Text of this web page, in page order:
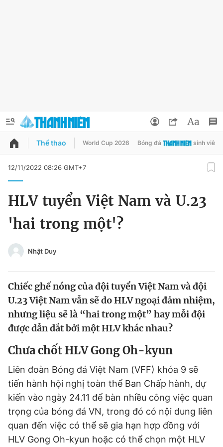
QUẢNG CÁO ĐẶT BÁO
Chào ngày mới
Tin thị trường Tin 360
Video Magazine
Sản phẩm khác
Tiện ích Bạn cần biết
Thông tin tòa soạn Liên hệ quảng cáo
Đổi mật khẩu
Tin đã lưu
Thể thao World Cup 2026 Bóng đá sinh viên
12/11/2022 08:26 GMT+7
HLV tuyển Việt Nam và U.23
'hai trong một'?
Nhật Duy
Chiếc ghế nóng của đội tuyển Việt Nam và đội
U.23 Việt Nam vẫn sẽ do HLV ngoại đảm nhiệm,
nhưng liệu sẽ là “hai trong một” hay mỗi đội
được dẫn dắt bởi một HLV khác nhau?
Chưa chốt HLV Gong Oh-kyun
Liên đoàn Bóng đá Việt Nam (VFF) khóa 9 sẽ
tiến hành hội nghị toàn thể Ban Chấp hành, dự
kiến vào ngày 24.11 để bàn nhiều công việc quan
trọng của bóng đá VN, trong đó có nội dung liên
quan đến việc có thể sẽ gia hạn hợp đồng với
HLV Gong Oh-kyun hoặc có thể chọn một HLV